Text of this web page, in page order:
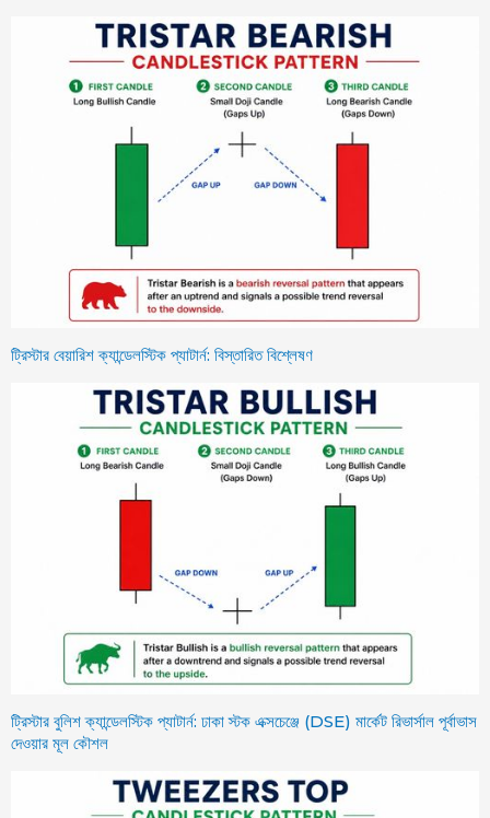
ট্রিস্টার বেয়ারিশ ক্যান্ডেলস্টিক প্যাটার্ন: বিস্তারিত বিশ্লেষণ
ট্রিস্টার বুলিশ ক্যান্ডেলস্টিক প্যাটার্ন: ঢাকা স্টক এক্সচেঞ্জে (DSE) মার্কেট রিভার্সাল পূর্বাভাস
দেওয়ার মূল কৌশল